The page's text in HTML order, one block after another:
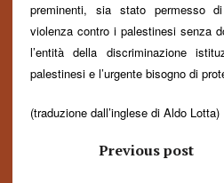
preminenti, sia stato permesso
violenza contro i palestinesi senza
l’entità della discriminazione
palestinesi e l’urgente bisogno di
(traduzione dall’inglese di Aldo Lotta)
Previous post